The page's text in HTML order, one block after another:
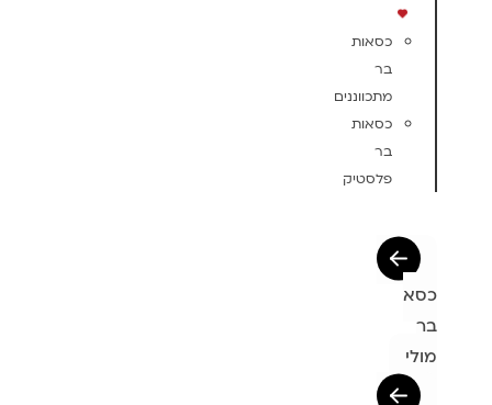
כסאות
בר
מתכווננים
כסאות
בר
פלסטיק
כסא
בר
מולי